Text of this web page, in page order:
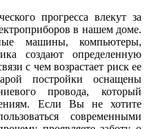
прогресса влекут за
в нашем доме.
машины, компьютеры,
создают определенную
с чем возрастает риск ее
постройки оснащены
провода, который
Если Вы не хотите
современными